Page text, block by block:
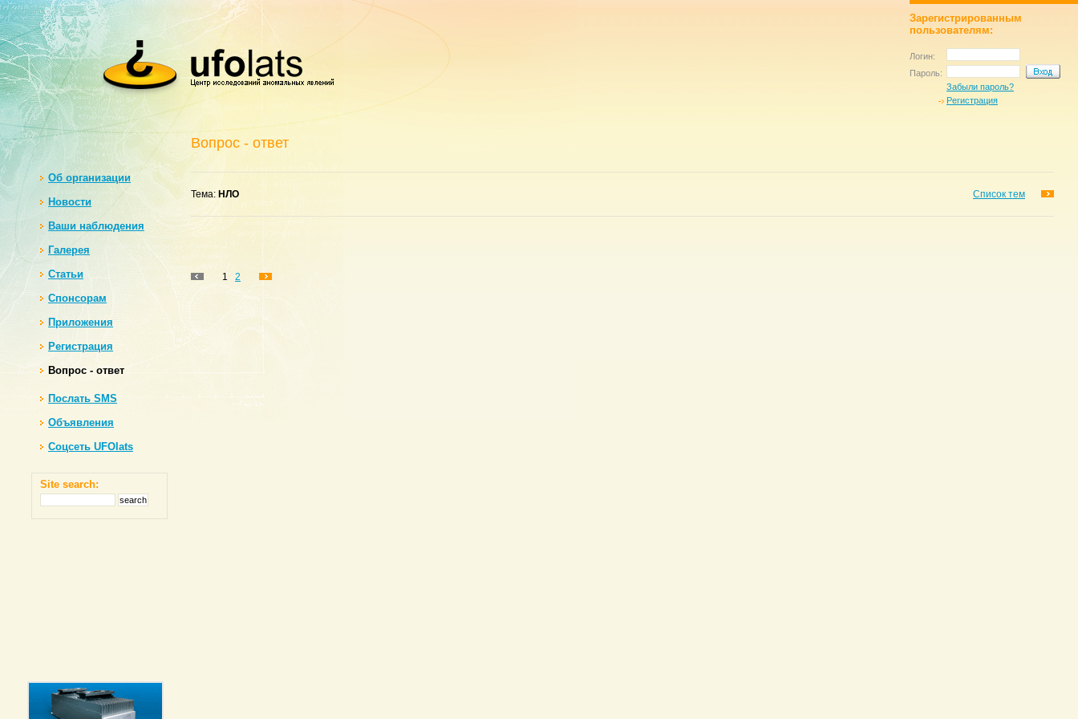
Зарегистрированным
пользователям:
Логин:
Пароль:
Забыли пароль?
Регистрация
Oб организации
Новости
Ваши наблюдения
Галерея
Статьи
Спонсорам
Приложения
Регистрация
Вопрос - ответ
Послать SMS
Объявления
Соцсеть UFOlats
Site search:
Вопрос - ответ
Список тем
Тема: НЛО
1 2